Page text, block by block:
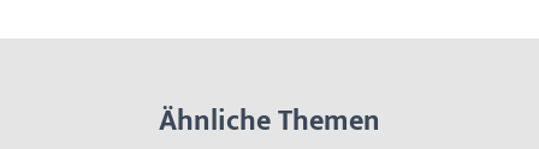
Ähnliche Themen